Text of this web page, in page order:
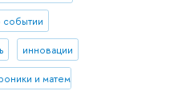
инновации
и математики им. А.Н. Тихонова